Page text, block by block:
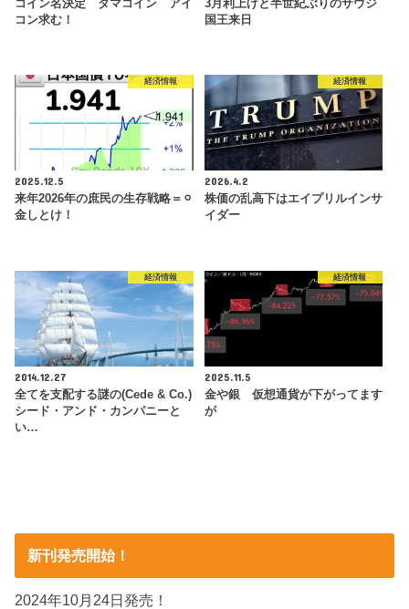
コイン名決定 タマコイン アイ
コン求む！
3月利上げと半世紀ぶりのサウジ
国王来日
経済情報
2025.12.5
来年2026年の庶民の生存戦略＝⚪︎
金しとけ！
経済情報
2026.4.2
株価の乱高下はエイプリルインサ
イダー
経済情報
2014.12.27
全てを支配する謎の(Cede & Co.)
シード・アンド・カンパニーと
い…
経済情報
2025.11.5
金や銀 仮想通貨が下がってます
が
新刊発売開始！
2024年10月24日発売！